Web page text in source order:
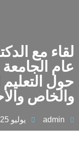
لقاء مع
عام
حول
والخاص
admin يوليو 25, 2022